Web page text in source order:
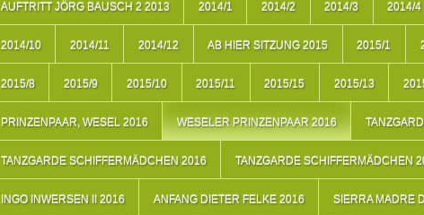
AUFTRITT JÖRG BAUSCH 2 2013 2014/1 2014/2 2014/3 2014/4
2014/10 2014/11 2014/12 AB HIER SITZUNG 2015 2015/1
2015/8 2015/9 2015/10 2015/11 2015/15 2015/13
PRINZENPAAR, WESEL 2016 WESELER PRINZENPAAR 2016
TANZGARDE SCHIFFERMÄDCHEN 2016 TANZGARDE SCHIFFERMÄDCHEN
INGO INWERSEN II 2016 ANFANG DIETER FELKE 2016 SIERRA MADRE